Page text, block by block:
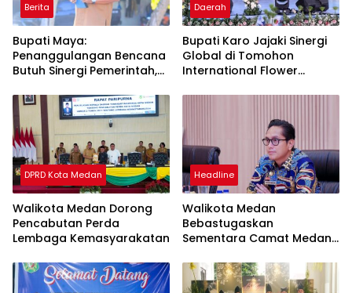
Berita
Bupati Maya:
Penanggulangan Bencana
Butuh Sinergi Pemerintah,
Usaha
Daerah
Bupati Karo Jajaki Sinergi
Global di Tomohon
International Flower
DPRD Kota Medan
Walikota Medan Dorong
Pencabutan Perda
Lembaga Kemasyarakatan
Headline
Walikota Medan
Bebastugaskan
Sementara Camat Medan